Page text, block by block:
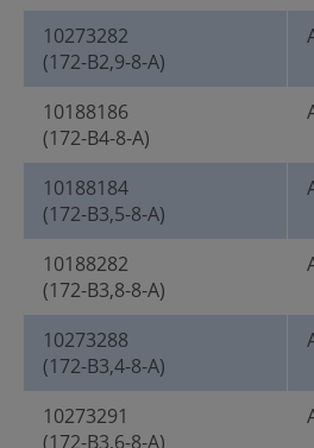
10273282
(172-B2,9-8-A)
10188186
(172-B4-8-A)
10188184
(172-B3,5-8-A)
10188282
(172-B3,8-8-A)
10273288
(172-B3,4-8-A)
10273291
(172-B3,6-8-A)